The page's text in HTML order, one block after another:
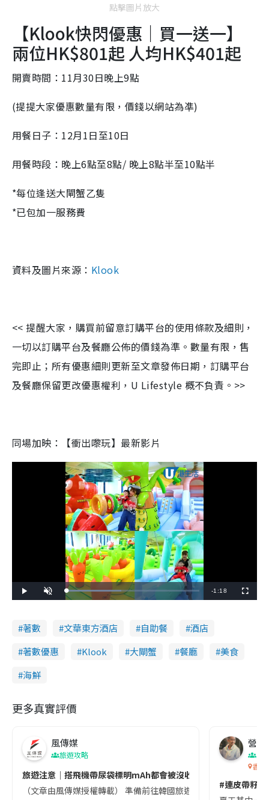
點擊圖片放大
【Klook快閃優惠｜買一送一】
兩位HK$801起 人均HK$401起
開賣時間：11月30日晚上9點
(提提大家優惠數量有限，價錢以網站為凖)
用餐日子：12月1日至10日
用餐時段：晚上6點至8點/ 晚上8點半至10點半
*每位逢送大閘蟹乙隻
*已包加一服務費
資料及圖片來源： Klook
<< 提醒大家，購買前留意訂購平台的使用條款及細則，
一切以訂購平台及餐廳公佈的價錢為準。數量有限，售
完即止；所有優惠細則更新至文章發佈日期，訂購平台
及餐廳保留更改優惠權利，U Lifestyle 概不負責。>>
同場加映：【衝出嚟玩】最新影片
l
n
e
L
o
d
:
4
5
R
-1:18
u
n
著數 文華東方酒店 自助餐
酒店
著數優惠
Klook 大閘蟹 餐廳
美食
海鮮
更多真實評價
風傳媒
旅遊攻略
旅遊注意｜搭飛機帶尿袋標明mAh都會被沒收😱出發前切記檢查
（文章由風傳媒授權轉載） 準備前往韓國旅遊的民眾，近期要
營養
香港
#連皮帶籽